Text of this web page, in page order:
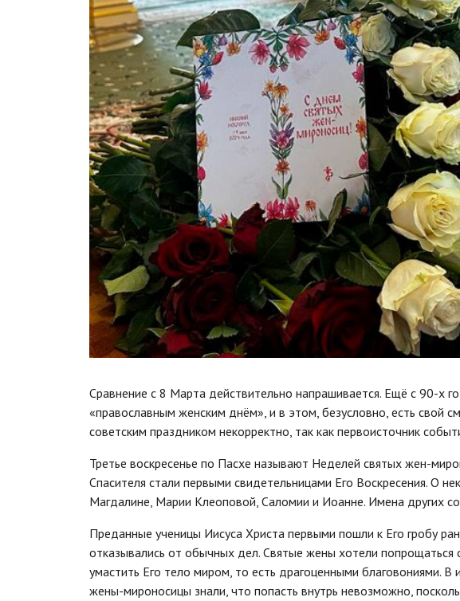
Сравнение с 8 Марта действительно напрашивается. Ещё с 90-х
«православным женским днём», и в этом, безусловно, есть свой
советским праздником некорректно, так как первоисточник
Третье воскресенье по Пасхе называют Неделей святых жен-
Спасителя стали первыми свидетельницами Его Воскресения. О
Магдалине, Марии Клеоповой, Саломии и Иоанне. Имена других
Преданные ученицы Иисуса Христа первыми пошли к Его гробу
отказывались от обычных дел. Святые жены хотели
умастить Его тело миром, то есть драгоценными благовониями.
жены-мироносицы знали, что попасть внутрь невозможно,